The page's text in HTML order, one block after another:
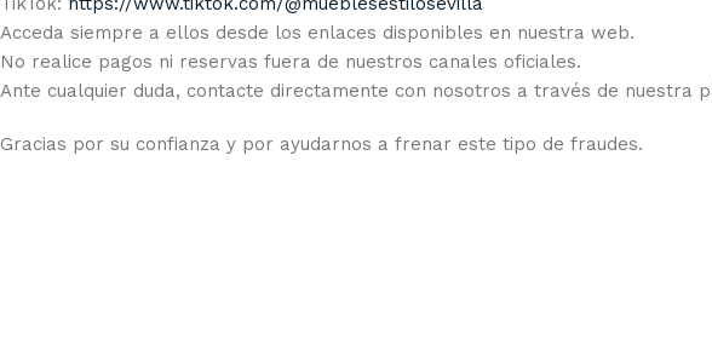
Acceda siempre a ellos desde los enlaces disponibles en nuestra web.
No realice pagos ni reservas fuera de nuestros canales oficiales.
Ante cualquier duda, contacte directamente con nosotros a través de nuestra
Gracias por su confianza y por ayudarnos a frenar este tipo de fraudes.